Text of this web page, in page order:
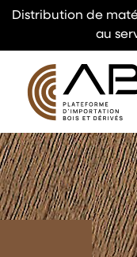
Distribution de
au